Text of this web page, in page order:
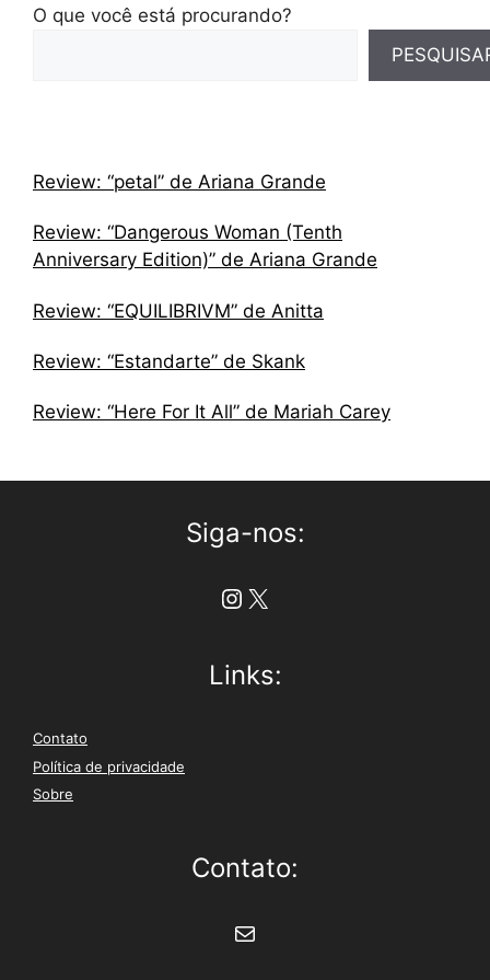
O que você está procurando?
Review: “petal” de Ariana Grande
Review: “Dangerous Woman (Tenth
Anniversary Edition)” de Ariana Grande
Review: “EQUILIBRIVM” de Anitta
Review: “Estandarte” de Skank
Review: “Here For It All” de Mariah Carey
Siga-nos:
Instagram
X
Links:
Contato
Política de privacidade
Sobre
Contato:
E-mail